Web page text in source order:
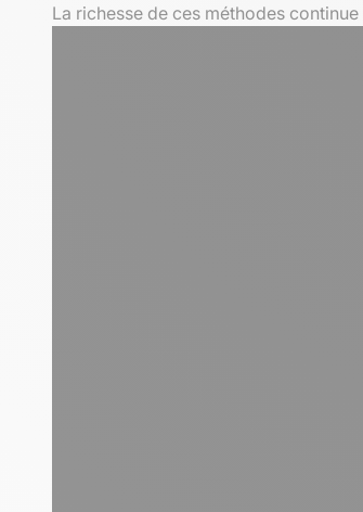
La richesse de ces méthodes